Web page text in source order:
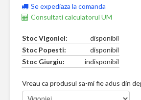
Se expediaza la comanda
Consultati calculatorul UM
Stoc Vigoniei:
disponibil
Stoc Popesti:
disponibil
Stoc Giurgiu:
indisponibil
Vreau ca produsul sa-mi fie adus din